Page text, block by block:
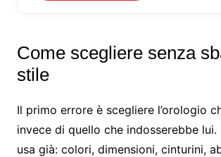
Come scegliere senza
stile
Il primo errore è scegliere l’orologio
invece di quello che indosserebbe lui.
usa già: colori, dimensioni, cinturini,